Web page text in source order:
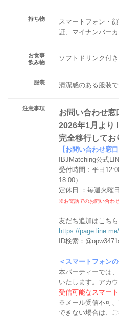
持ち物
スマートフォン・
証、マイナンバー
お食事
飲み物
ソフトドリンク付き
服装 清潔感のある服装で
注意事項
お問い合わせ窓
2026年1月より
完全移行してお
【お問い合わせ窓口
IBJMatching公式
受付時間：平日
18:00）
定休日 ：毎週火曜日
※お電話でのお問い合わ
友だち追加はこち
https://
ID検索：
＜スマートフォン
本パーティーでは
いたします。アカ
受信可能なスマー
※メール受信不可
できない場合は、